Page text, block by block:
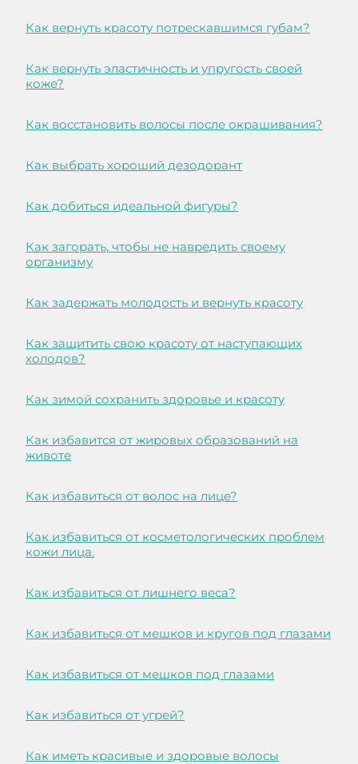
Как вернуть красоту потрескавшимся губам?
Как вернуть эластичность и упругость своей
коже?
Как восстановить волосы после окрашивания?
Как выбрать хороший дезодорант
Как добиться идеальной фигуры?
Как загорать, чтобы не навредить своему
организму
Как задержать молодость и вернуть красоту
Как защитить свою красоту от наступающих
холодов?
Как зимой сохранить здоровье и красоту
Как избавится от жировых образований на
животе
Как избавиться от волос на лице?
Как избавиться от косметологических проблем
кожи лица.
Как избавиться от лишнего веса?
Как избавиться от мешков и кругов под глазами
Как избавиться от мешков под глазами
Как избавиться от угрей?
Как иметь красивые и здоровые волосы